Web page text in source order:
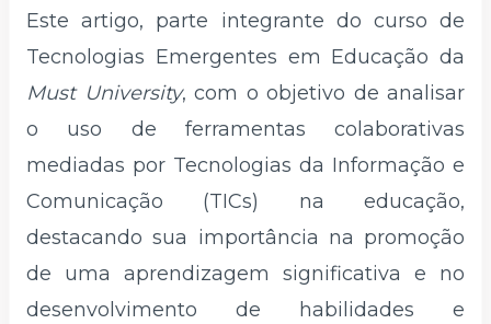
Este artigo, parte integrante do curso de
Tecnologias Emergentes em Educação da
Must University, com o objetivo de analisar
o uso de ferramentas colaborativas
mediadas por Tecnologias da Informação e
Comunicação (TICs) na educação,
destacando sua importância na promoção
de uma aprendizagem significativa e no
desenvolvimento de habilidades e